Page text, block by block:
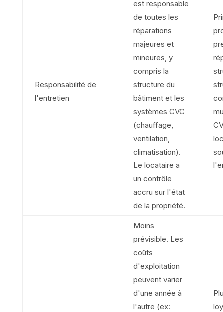
Responsabilité de
l'entretien
est responsable
de toutes les
réparations
majeures et
mineures, y
compris la
structure du
bâtiment et les
systèmes CVC
(chauffage,
ventilation,
climatisation).
Le locataire a
un contrôle
accru sur l'état
de la propriété.
Moins
prévisible. Les
coûts
d'exploitation
peuvent varier
d'une année à
l'autre (ex: